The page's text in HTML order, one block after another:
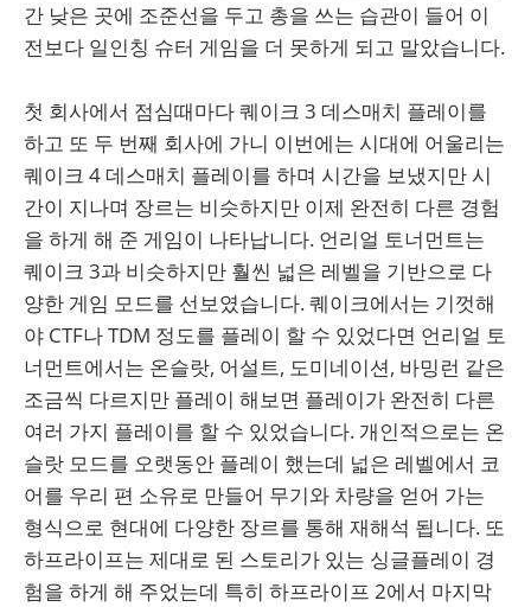
간 낮은 곳에 조준선을 두고 총을 쓰는 습관이 들어 이
전보다 일인칭 슈터 게임을 더 못하게 되고 말았습니다.
첫 회사에서 점심때마다 퀘이크 3 데스매치 플레이를
하고 또 두 번째 회사에 가니 이번에는 시대에 어울리는
퀘이크 4 데스매치 플레이를 하며 시간을 보냈지만 시
간이 지나며 장르는 비슷하지만 이제 완전히 다른 경험
을 하게 해 준 게임이 나타납니다. 언리얼 토너먼트는
퀘이크 3과 비슷하지만 훨씬 넓은 레벨을 기반으로 다
양한 게임 모드를 선보였습니다. 퀘이크에서는 기껏해
야 CTF나 TDM 정도를 플레이 할 수 있었다면 언리얼 토
너먼트에서는 온슬랏, 어설트, 도미네이션, 바밍런 같은
조금씩 다르지만 플레이 해보면 플레이가 완전히 다른
여러 가지 플레이를 할 수 있었습니다. 개인적으로는 온
슬랏 모드를 오랫동안 플레이 했는데 넓은 레벨에서 코
어를 우리 편 소유로 만들어 무기와 차량을 얻어 가는
형식으로 현대에 다양한 장르를 통해 재해석 됩니다. 또
하프라이프는 제대로 된 스토리가 있는 싱글플레이 경
험을 하게 해 주었는데 특히 하프라이프 2에서 마지막